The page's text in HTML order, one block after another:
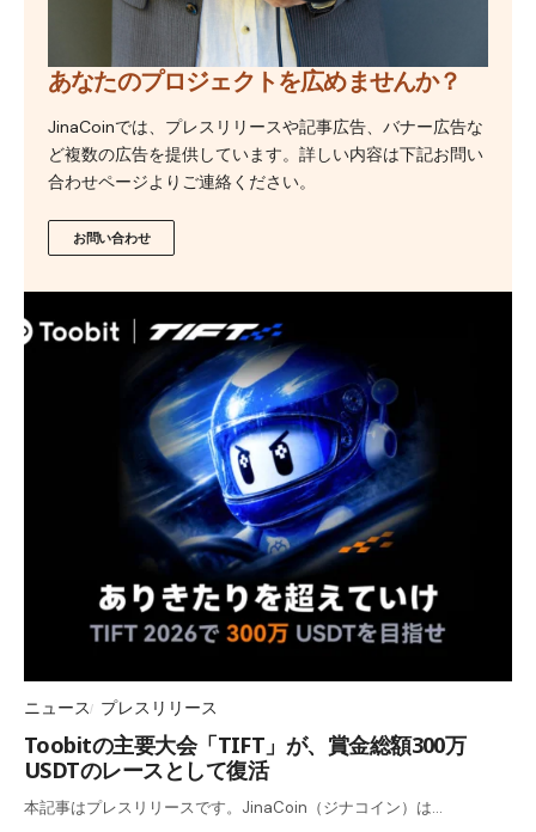
あなたのプロジェクトを広めませんか？
JinaCoinでは、プレスリリースや記事広告、バナー広告な
ど複数の広告を提供しています。詳しい内容は下記お問い
合わせページよりご連絡ください。
お問い合わせ
ニュース プレスリリース
Toobitの主要大会「TIFT」が、賞金総額300万
USDTのレースとして復活
本記事はプレスリリースです。JinaCoin（ジナコイン）は…